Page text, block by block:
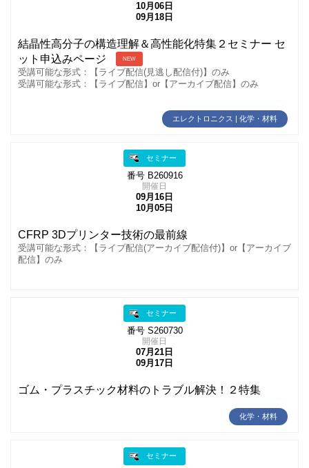
10月06日
09月18日
結晶性高分子の構造理解＆高性能化特集２セミナー セ
ット申込みページ
NEW
受講可能な形式：【ライブ配信(見逃し配信付)】のみ
受講可能な形式：【ライブ配信】or【アーカイブ配信】のみ
エレクトロニクス | 化学・材料
セミナー
番号 B260916
開催日
09月16日
10月05日
CFRP 3Dプリンター技術の最前線
受講可能な形式：【ライブ配信(アーカイブ配信付)】or【アーカイブ
配信】のみ
セミナー
番号 S260730
開催日
07月21日
09月17日
ゴム・プラスチック材料のトラブル解決！２特集
化学・材料
セミナー